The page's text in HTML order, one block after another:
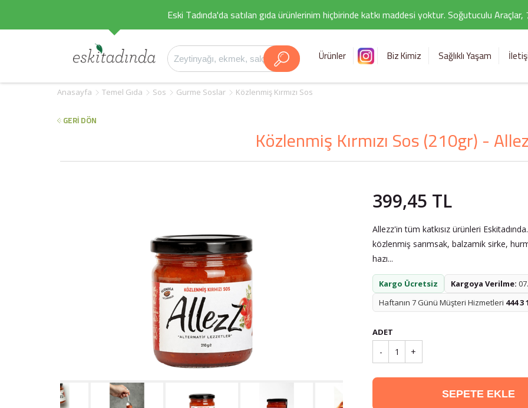
Eski Tadında'da satılan gıda ürünlerinim hiçbirinde katkı maddesi yoktur. Soğutuculu
Ürünler Biz Kimiz Sağlıklı Yaşam
Anasayfa Temel Gıda Sos Gurme Soslar Közlenmiş Kırmızı Sos
GERİ DÖN
Közlenmiş Kırmızı Sos (210gr) -
399,45 TL
Allezz'in tüm katkısız ürünleri
közlenmiş sarımsak, balzamik sirke,
hazı...
Kargo Ücretsiz Kargoya Verilme:
Haftanın 7 Günü Müşteri Hizmetleri 444 3
ADET
- 1 +
SEPETE EKLE